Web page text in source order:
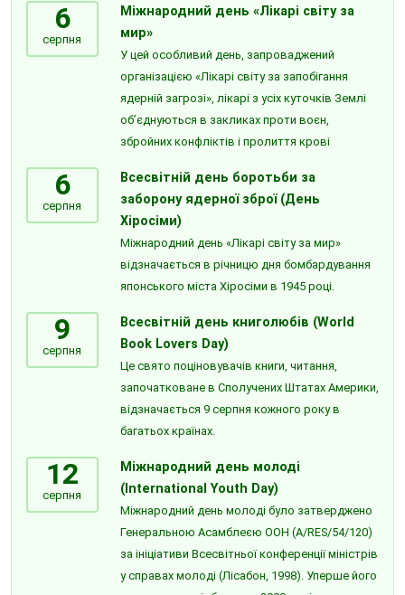
6
серпня
Міжнародний день «Лікарі світу за
мир»
У цей особливий день, запроваджений
організацією «Лікарі світу за запобігання
ядерній загрозі», лікарі з усіх куточків Землі
об’єднуються в закликах проти воєн,
збройних конфліктів і пролиття крові
6
серпня
Всесвітній день боротьби за
заборону ядерної зброї (День
Хіросіми)
Міжнародний день «Лікарі світу за мир»
відзначається в річницю дня бомбардування
японського міста Хіросіми в 1945 році.
9
серпня
Всесвітній день книголюбів (World
Book Lovers Day)
Це свято поціновувачів книги, читання,
започатковане в Сполучених Штатах Америки,
відзначається 9 серпня кожного року в
багатьох країнах.
12
серпня
Міжнародний день молоді
(International Youth Day)
Міжнародний день молоді було затверджено
Генеральною Асамблеєю ООН (A/RES/54/120)
за ініціативи Всесвітньої конференції міністрів
у справах молоді (Лісабон, 1998). Уперше його